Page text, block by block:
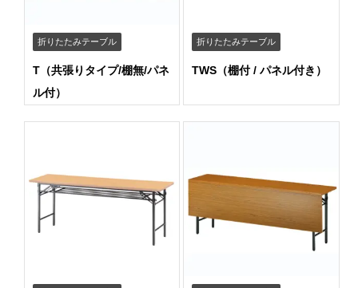
折りたたみテーブル
T（共張りタイプ/棚無/パネ
ル付）
折りたたみテーブル
TWS（棚付 / パネル付き）